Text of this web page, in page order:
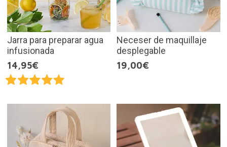
Jarra para preparar agua
infusionada
14,95€
Neceser de maquillaje
desplegable
19,00€